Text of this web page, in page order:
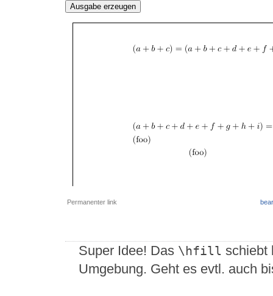
Ausgabe erzeugen
Permanenter link
Super Idee! Das \hfill schiebt
Umgebung. Geht es evtl. auch